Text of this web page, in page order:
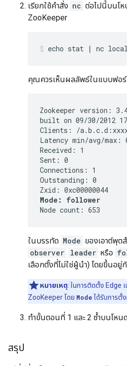
เรียกใช้คำสั่ง nc ต่อไปนี้บนโ
ZooKeeper
echo stat | nc
คุณควรเห็นผลลัพธ์ในแบบฟอ
Zookeeper version:
built on 09/30/2012
Clients: /
Latency min/avg/max:
Received: 1
Sent: 0
Connections: 1
Outstanding: 0
Mode: follower
Node count: 653
ในบรรทัด Mode ของเอาต์พุต
observer
leader หรือ
เลือกตั้งที่ไม่ใช่ผู้นำ) โดยขึ้นอยู่
หมายเหตุ: ในการติดตั้ง Edge
ZooKeeper โดย Mode ได้รับการตั้
ทำขั้นตอนที่ 1 และ 2 ซ้ำบนโหน
สรุป